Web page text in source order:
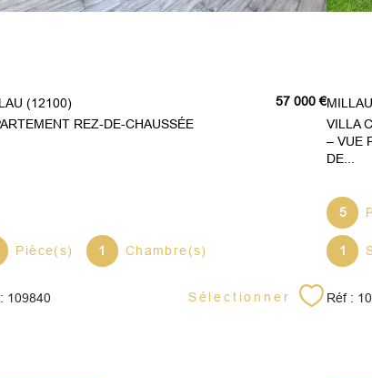
(12100)
REZ-DE-CHAUSSÉE
57 000 €
Pièce(s) 1 Chambre(s)
109840 Sélectionner
VILLA
– VUE
DE...
5
1
Réf :